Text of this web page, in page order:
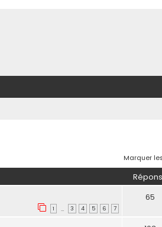
Marquer
1 … 3 4 5 6 7
65